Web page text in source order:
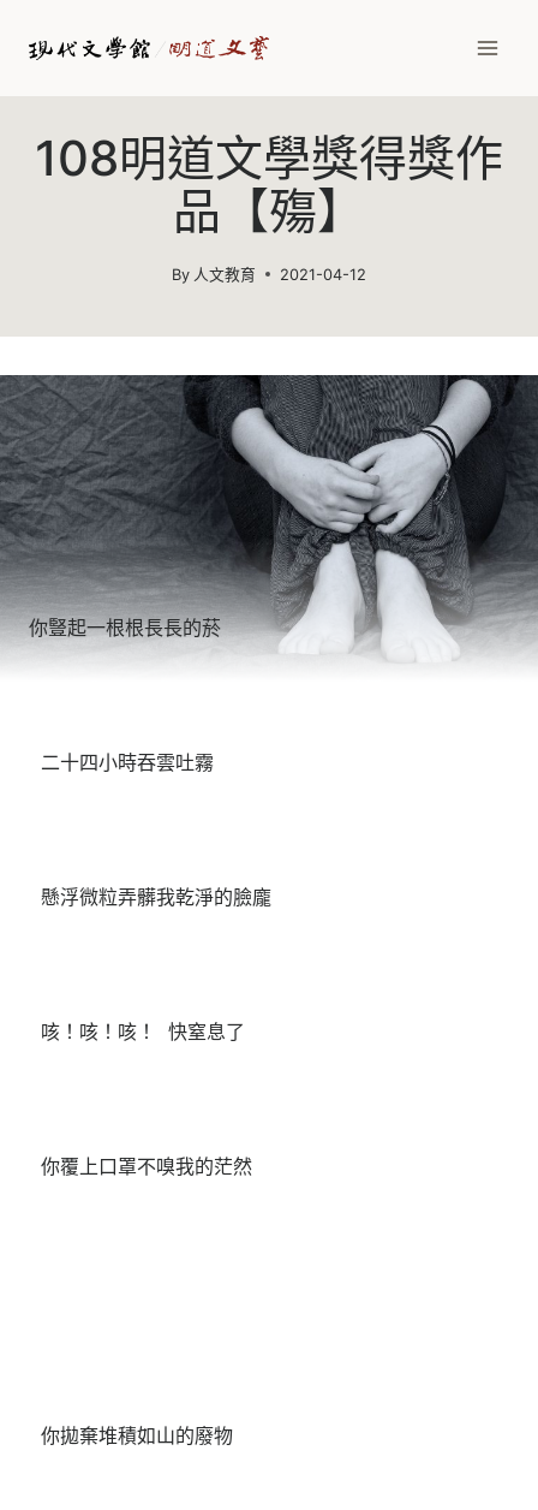
108明道文學獎得獎作
品【殤】
By 人文教育 2021-04-12
你豎起一根根長長的菸
二十四小時吞雲吐霧
懸浮微粒弄髒我乾淨的臉龐
咳！咳！咳！ 快窒息了
你覆上口罩不嗅我的茫然
你拋棄堆積如山的廢物